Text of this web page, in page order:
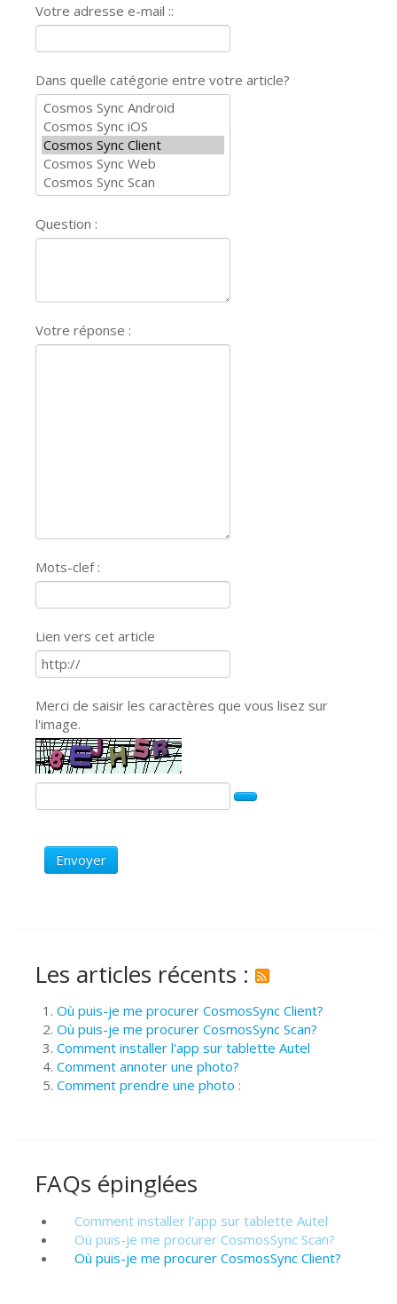
Votre adresse e-mail ::
Dans quelle catégorie entre votre article?
Question :
Votre réponse :
Mots-clef :
Lien vers cet article
Merci de saisir les caractères que vous lisez sur
l'image.
Envoyer
Les articles récents :
Où puis-je me procurer CosmosSync Client?
Où puis-je me procurer CosmosSync Scan?
Comment installer l'app sur tablette Autel
Comment annoter une photo?
Comment prendre une photo :
FAQs épinglées
Comment installer l'app sur tablette Autel
Où puis-je me procurer CosmosSync Scan?
Où puis-je me procurer CosmosSync Client?